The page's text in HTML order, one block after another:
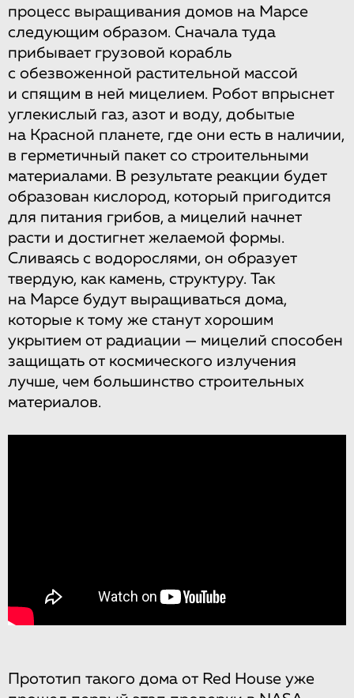
процесс выращивания домов на Марсе
следующим образом. Сначала туда
прибывает грузовой корабль
с обезвоженной растительной массой
и спящим в ней мицелием. Робот впрыснет
углекислый газ, азот и воду, добытые
на Красной планете, где они есть в наличии,
в герметичный пакет со строительными
материалами. В результате реакции будет
образован кислород, который пригодится
для питания грибов, а мицелий начнет
расти и достигнет желаемой формы.
Сливаясь с водорослями, он образует
твердую, как камень, структуру. Так
на Марсе будут выращиваться дома,
которые к тому же станут хорошим
укрытием от радиации — мицелий способен
защищать от космического излучения
лучше, чем большинство строительных
материалов.
Прототип такого дома от Red House уже